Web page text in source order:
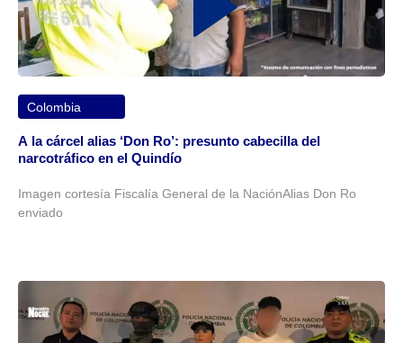
Colombia
A la cárcel alias ‘Don Ro’: presunto cabecilla del
narcotráfico en el Quindío
Imagen cortesía Fiscalía General de la NaciónAlias Don Ro
enviado